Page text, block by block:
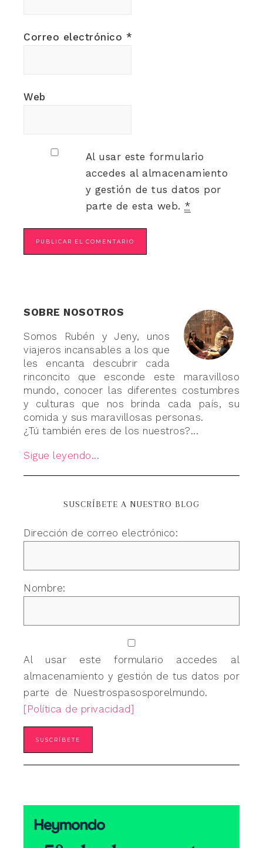
Correo electrónico *
Web
Al usar este formulario
accedes al almacenamiento
y gestión de tus datos por
parte de esta web. *
SOBRE NOSOTROS
Somos Rubén y Jeny, unos
viajeros incansables a los que
les encanta descubrir cada
rinconcito que esconde este maravilloso
mundo, conocer las diferentes costumbres
y culturas que nos brinda cada país, su
comida y sus maravillosas personas.
¿Tú también eres de los nuestros?...
Sigue leyendo...
SUSCRÍBETE A NUESTRO BLOG
Dirección de correo electrónico:
Nombre:
Al usar este formulario accedes al
almacenamiento y gestión de tus datos por
parte de Nuestrospasosporelmundo.
[Política de privacidad]